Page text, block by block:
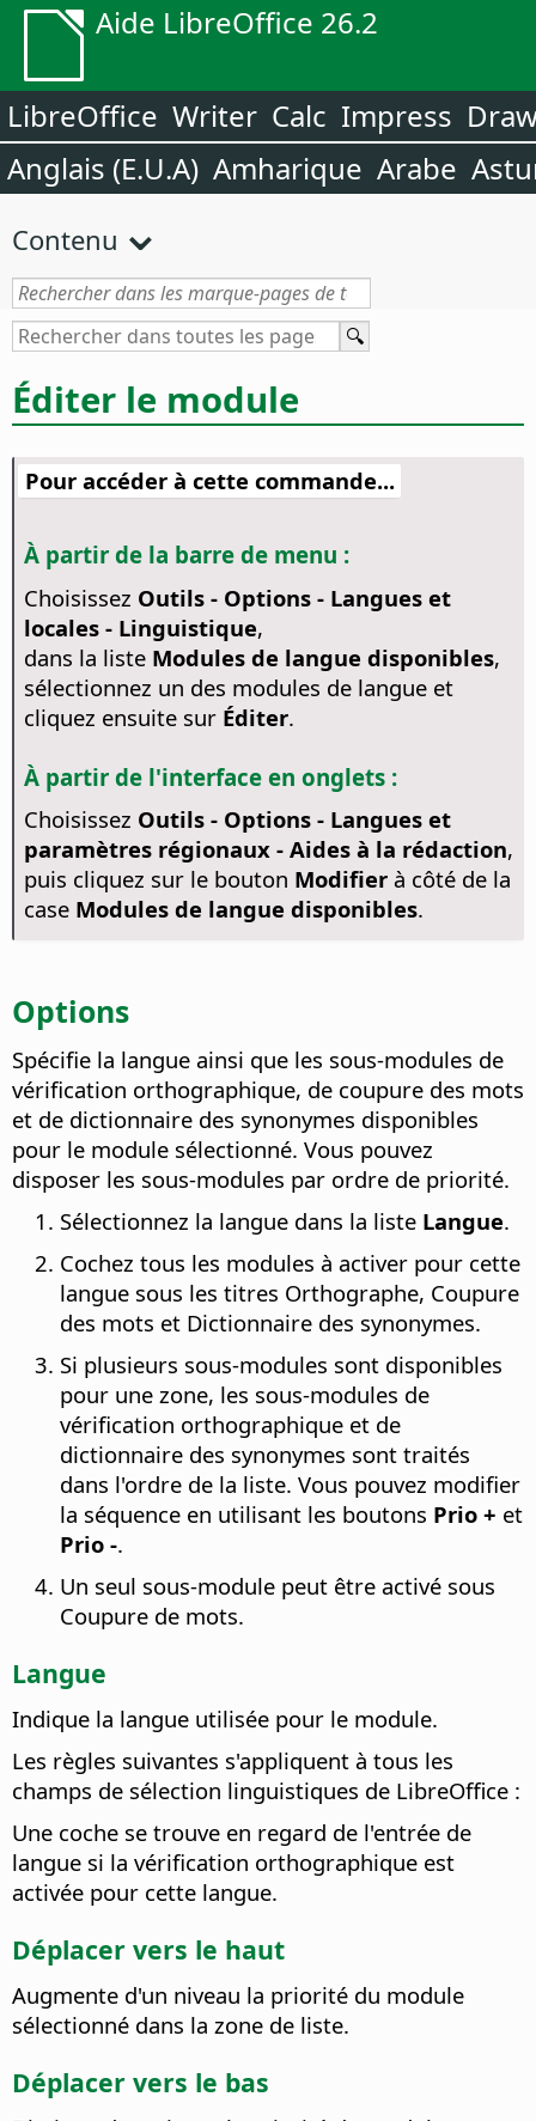
Aide LibreOffice 26.2
LibreOffice Writer Calc Impress
Anglais (E.U.A) Amharique Arabe
Contenu
Éditer le module
Pour accéder à cette commande...
À partir de la barre de menu :
Choisissez Outils - Options- Langues et
locales - Linguistique,
dans la liste Modules de langue disponibles,
sélectionnez un des modules de langue et
cliquez ensuite sur Éditer.
À partir de l'interface en onglets :
Choisissez Outils - Options - Langues et
paramètres régionaux - Aides à la rédaction,
puis cliquez sur le bouton Modifierà côté de la
case Modules de langue disponibles.
Options
Spécifie la langue ainsi que les sous-modules de
vérification orthographique, de coupure des mots
et de dictionnaire des synonymes disponibles
pour le module sélectionné. Vous pouvez
disposer les sous-modules par ordre de priorité.
Sélectionnez la langue dans la liste Langue.
Cochez tous les modules à activer pour cette
langue sous les titres Orthographe, Coupure
des mots et Dictionnaire des synonymes.
Si plusieurs sous-modules sont disponibles
pour une zone, les sous-modules de
vérification orthographique et de
dictionnaire des synonymes sont traités
dans l'ordre de la liste. Vous pouvez modifier
la séquence en utilisant les boutons Prio + et
Prio -.
Un seul sous-module peut être activé sous
Coupure de mots.
Langue
Indique la langue utilisée pour le module.
Les règles suivantes s'appliquent à tous les
champs de sélection linguistiques de LibreOffice :
Une coche se trouve en regard de l'entrée de
langue si la vérification orthographique est
activée pour cette langue.
Déplacer vers le haut
Augmente d'un niveau la priorité du module
sélectionné dans la zone de liste.
Déplacer vers le bas